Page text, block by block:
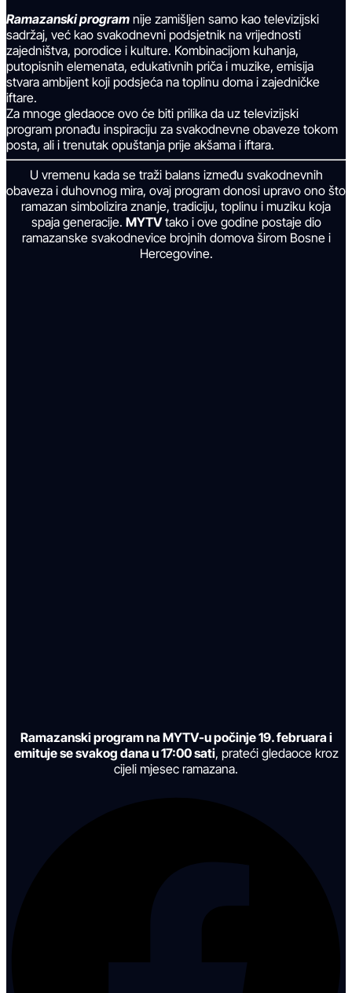
Ramazanski program nije zamišljen samo kao televizijski
sadržaj, već kao svakodnevni podsjetnik na vrijednosti
zajedništva, porodice i kulture. Kombinacijom kuhanja,
putopisnih elemenata, edukativnih priča i muzike, emisija
stvara ambijent koji podsjeća na toplinu doma i zajedničke
iftare.
Za mnoge gledaoce ovo će biti prilika da uz televizijski
program pronađu inspiraciju za svakodnevne obaveze tokom
posta, ali i trenutak opuštanja prije akšama i iftara.
U vremenu kada se traži balans između svakodnevnih
obaveza i duhovnog mira, ovaj program donosi upravo ono što
ramazan simbolizira znanje, tradiciju, toplinu i muziku koja
spaja generacije. MYTVtako i ove godine postaje dio
ramazanske svakodnevice brojnih domova širom Bosne i
Hercegovine.
Ramazanski program na MYTV-u počinje 19. februara i
emituje se svakog dana u 17:00 sati, prateći gledaoce kroz
cijeli mjesec ramazana.